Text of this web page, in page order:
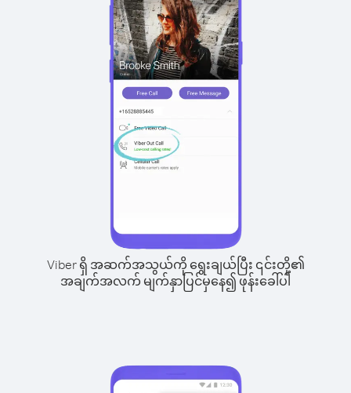
Viber ရှိ အဆက်အသွယ်ကို ရွေးချယ်ပြီး ၎င်းတို့၏
အချက်အလက် မျက်နှာပြင်မှနေ၍ ဖုန်းခေါ်ပါ